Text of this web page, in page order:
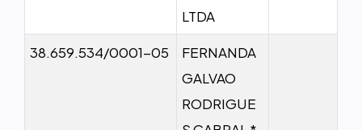
LTDA
38.659.534/0001-05
FERNANDA
GALVAO
RODRIGUE